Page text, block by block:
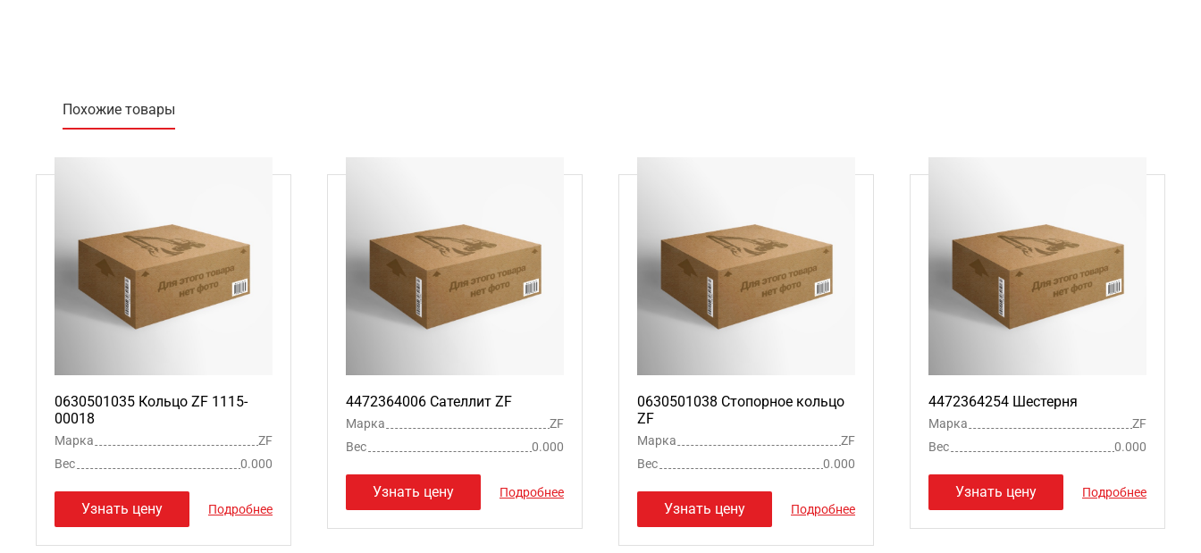
Похожие товары
0630501035 Кольцо ZF 1115-
00018
Марка
ZF
Вес
0.000
Узнать цену Подробнее
4472364006 Сателлит ZF
Марка
ZF
Вес
0.000
Узнать цену Подробнее
0630501038 Стопорное кольцо
ZF
Марка
ZF
Вес
0.000
Узнать цену Подробнее
4472364254 Шестерня
Марка
ZF
Вес
0.000
Узнать цену Подробнее